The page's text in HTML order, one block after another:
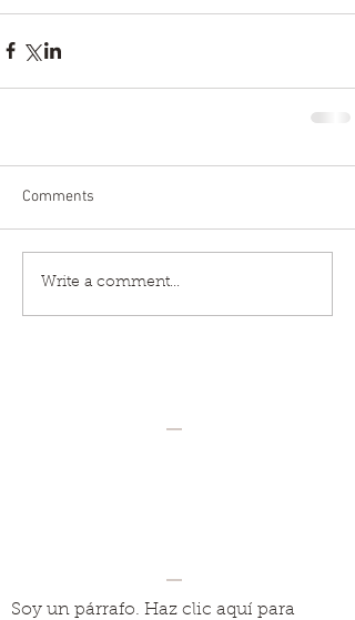
Comments
Write a comment...
Soy un párrafo. Haz clic aquí para